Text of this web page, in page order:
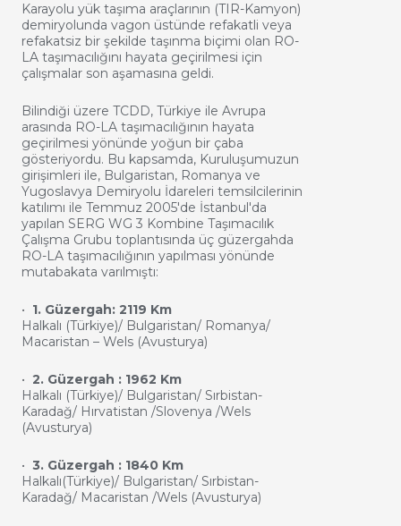
Karayolu yük taşıma araçlarının (TIR-Kamyon)
demiryolunda vagon üstünde refakatli veya
refakatsiz bir şekilde taşınma biçimi olan RO-
LA taşımacılığını hayata geçirilmesi için
çalışmalar son aşamasına geldi.
Bilindiği üzere TCDD, Türkiye ile Avrupa
arasında RO-LA taşımacılığının hayata
geçirilmesi yönünde yoğun bir çaba
gösteriyordu. Bu kapsamda, Kuruluşumuzun
girişimleri ile, Bulgaristan, Romanya ve
Yugoslavya Demiryolu İdareleri temsilcilerinin
katılımı ile Temmuz 2005'de İstanbul'da
yapılan SERG WG 3 Kombine Taşımacılık
Çalışma Grubu toplantısında üç güzergahda
RO-LA taşımacılığının yapılması yönünde
mutabakata varılmıştı:
• 1. Güzergah: 2119 Km
Halkalı (Türkiye)/ Bulgaristan/ Romanya/
Macaristan – Wels (Avusturya)
• 2. Güzergah : 1962 Km
Halkalı (Türkiye)/ Bulgaristan/ Sırbistan-
Karadağ/ Hırvatistan /Slovenya /Wels
(Avusturya)
• 3. Güzergah : 1840 Km
Halkalı(Türkiye)/ Bulgaristan/ Sırbistan-
Karadağ/ Macaristan /Wels (Avusturya)